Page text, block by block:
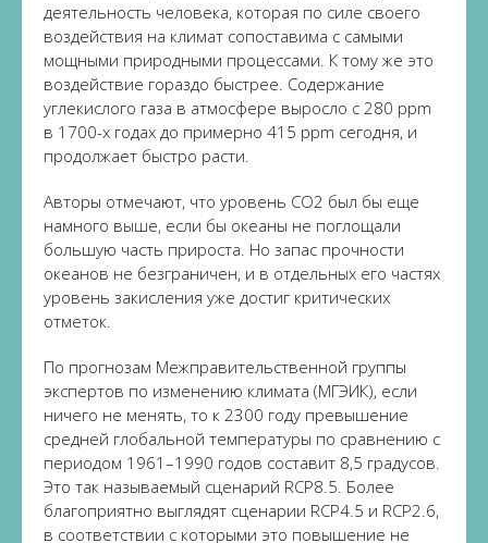
деятельность человека, которая по силе своего
воздействия на климат сопоставима с самыми
мощными природными процессами. К тому же это
воздействие гораздо быстрее. Содержание
углекислого газа в атмосфере выросло с 280 ppm
в 1700-х годах до примерно 415 ppm сегодня, и
продолжает быстро расти.
Авторы отмечают, что уровень СО2 был бы еще
намного выше, если бы океаны не поглощали
большую часть прироста. Но запас прочности
океанов не безграничен, и в отдельных его частях
уровень закисления уже достиг критических
отметок.
По прогнозам Межправительственной группы
экспертов по изменению климата (МГЭИК), если
ничего не менять, то к 2300 году превышение
средней глобальной температуры по сравнению с
периодом 1961–1990 годов составит 8,5 градусов.
Это так называемый сценарий RCP8.5. Более
благоприятно выглядят сценарии RCP4.5 и RCP2.6,
в соответствии с которыми это повышение не